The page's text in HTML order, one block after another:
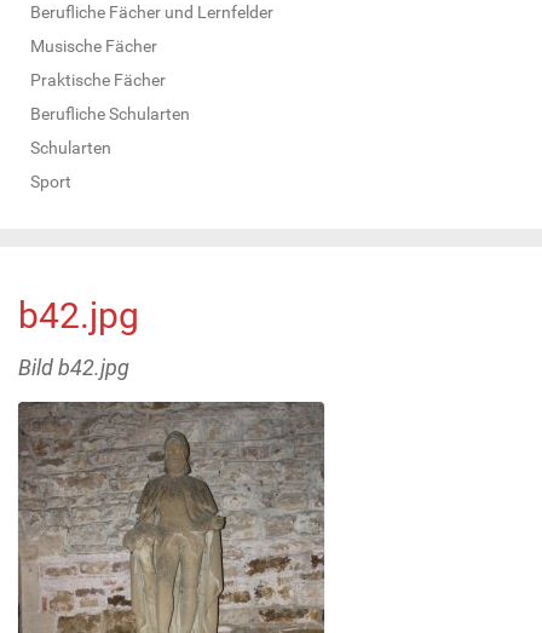
Berufliche Fächer und Lernfelder
Musische Fächer
Praktische Fächer
Berufliche Schularten
Schularten
Sport
b42.jpg
Bild b42.jpg